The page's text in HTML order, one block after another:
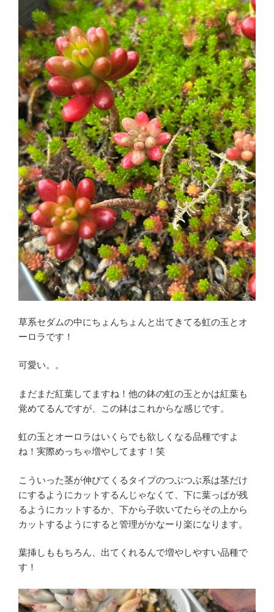
草系セダムの中にちょんちょんと出てきてる虹の玉とオ
ーロラです！
可愛い。。
まだまだ紅葉してますね！他の鉢の虹の玉とかは紅葉も
覚めてるんですが、この鉢はこれからな感じです。
虹の玉とオーロラはいくらでも欲しくなる品種ですよ
ね！実際めっちゃ増やしてます！笑
こういった茎が伸びてくるタイプのつぶつぶ系は茎だけ
にするようにカットするんじゃなくて、下に葉っぱが残
るようにカットするか、下から子吹いてたらその上から
カットするようにすると管理がかなーり楽になります。
葉挿しももちろん、出てくれるんで増やしやすい品種で
す！